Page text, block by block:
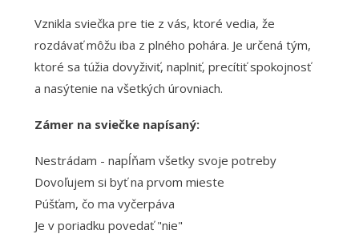
Vznikla sviečka pre tie z vás, ktoré vedia, že
rozdávať môžu iba z plného pohára. Je určená tým,
ktoré sa túžia dovyživiť, naplniť, precítiť spokojnosť
a nasýtenie na všetkých úrovniach.
Zámer na sviečke napísaný:
Nestrádam - napĺňam všetky svoje potreby
Dovoľujem si byť na prvom mieste
Púšťam, čo ma vyčerpáva
Je v poriadku povedať "nie"